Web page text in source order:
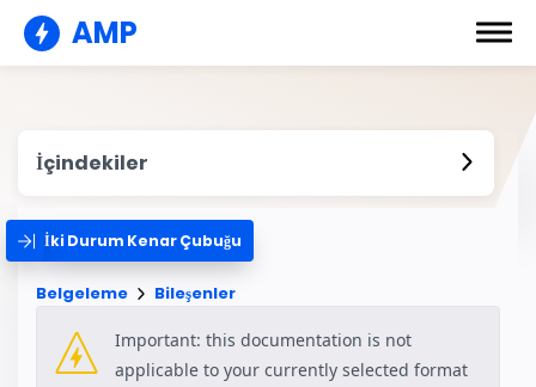
AMP
İçindekiler
İki Durum Kenar Çubuğu
Belgeleme Bileşenler
Important: this documentation is not
applicable to your currently selected format